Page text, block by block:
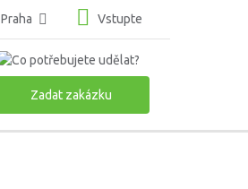
Vstupte
Zadat zakázku